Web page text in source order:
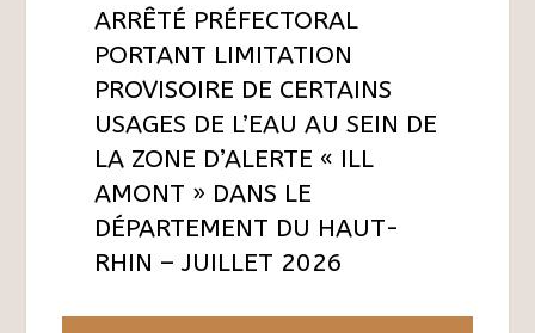
ARRÊTÉ PRÉFECTORAL
PORTANT LIMITATION
PROVISOIRE DE CERTAINS
USAGES DE L’EAU AU SEIN DE
LA ZONE D’ALERTE « ILL
AMONT » DANS LE
DÉPARTEMENT DU HAUT-
RHIN – JUILLET 2026